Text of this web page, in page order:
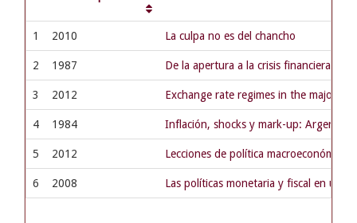
1 2010 La culpa no es del chancho
2 1987 De la apertura a la crisis financiera.
3 2012 Exchange rate regimes in the major
4 1984 Inflación, shocks y mark-up:
5 2012 Lecciones de política macroeconómica
6 2008 Las políticas monetaria y fiscal en un